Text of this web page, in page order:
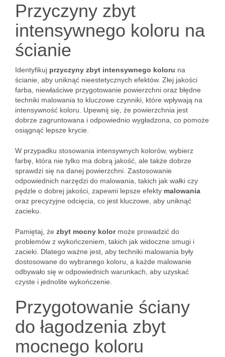
Przyczyny zbyt
intensywnego koloru na
ścianie
Identyfikuj przyczyny zbyt intensywnego koloru na
ścianie, aby uniknąć nieestetycznych efektów. Złej jakości
farba, niewłaściwe przygotowanie powierzchni oraz błędne
techniki malowania to kluczowe czynniki, które wpływają na
intensywność koloru. Upewnij się, że powierzchnia jest
dobrze zagruntowana i odpowiednio wygładzona, co pomoże
osiągnąć lepsze krycie.
W przypadku stosowania intensywnych kolorów, wybierz
farbę, która nie tylko ma dobrą jakość, ale także dobrze
sprawdzi się na danej powierzchni. Zastosowanie
odpowiednich narzędzi do malowania, takich jak wałki czy
pędzle o dobrej jakości, zapewni lepsze efekty malowania
oraz precyzyjne odcięcia, co jest kluczowe, aby uniknąć
zacieku.
Pamiętaj, że zbyt mocny kolormoże prowadzić do
problemów z wykończeniem, takich jak widoczne smugi i
zacieki. Dlatego ważne jest, aby techniki malowania były
dostosowane do wybranego koloru, a każde malowanie
odbywało się w odpowiednich warunkach, aby uzyskać
czyste i jednolite wykończenie.
Przygotowanie ściany
do łagodzenia zbyt
mocnego koloru